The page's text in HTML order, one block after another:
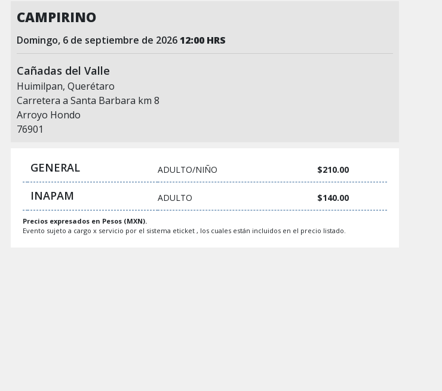
CAMPIRINO
domingo, 6 de septiembre de 202612:00 HRS
Cañadas del Valle
Huimilpan, Querétaro
Carretera a Santa Barbara km 8
Arroyo Hondo
76901
GENERAL ADULTO/NIÑO $210.00
INAPAM ADULTO $140.00
Precios expresados en Pesos (MXN).
Evento sujeto a cargo x servicio por el sistema eticket , los cuales están incluidos en el precio listado.